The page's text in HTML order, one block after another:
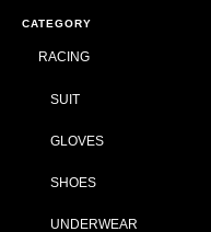
CATEGORY
RACING
SUIT
GLOVES
SHOES
UNDERWEAR